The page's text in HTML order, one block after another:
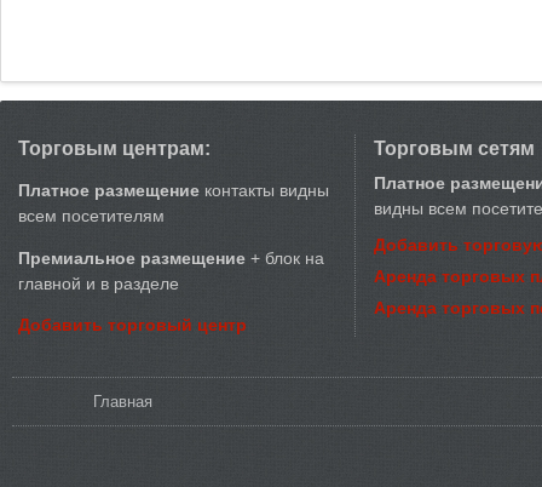
Торговым центрам:
Платное размещение контакты видны
всем посетителям
Премиальное размещение + блок на
главной и в разделе
Добавить торговый центр
Торговым сетям
Платное
видны всем
Добавить
Аренда торговых
Аренда торговых
Главная